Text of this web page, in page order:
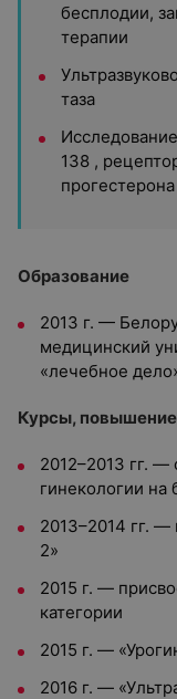
бесплодии,
терапии
таза
138 ,
Образование
2013 г. —
медицинский
«лечебное
Курсы,
2012–2013 гг. —
гинекологии на
2013–2014 гг.
2»
2015 г. —
категории
2015 г. —
2016 г. —